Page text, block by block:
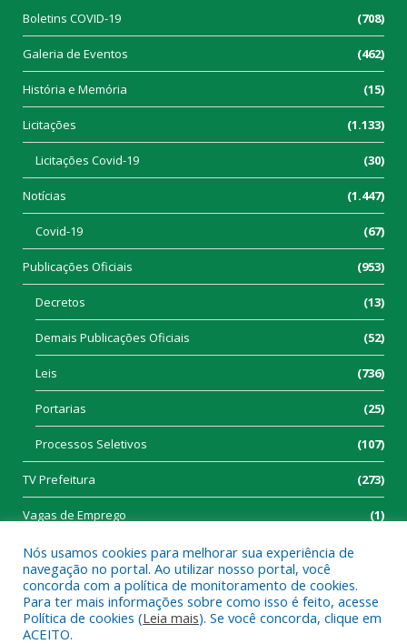
Boletins COVID-19 (708)
Galeria de Eventos (462)
História e Memória (15)
Licitações (1.133)
Licitações Covid-19 (30)
Notícias (1.447)
Covid-19 (67)
Publicações Oficiais (953)
Decretos (13)
Demais Publicações Oficiais (52)
Leis (736)
Portarias (25)
Processos Seletivos (107)
TV Prefeitura (273)
Vagas de Emprego (1)
Todos os direitos reservados a Prefeitura Municipal de Tucumã.
Nós usamos cookies para melhorar sua experiência de
navegação no portal. Ao utilizar nosso portal, você
concorda com a política de monitoramento de cookies.
Para ter mais informações sobre como isso é feito, acesse
Política de cookies (Leia mais). Se você concorda, clique em
ACEITO.